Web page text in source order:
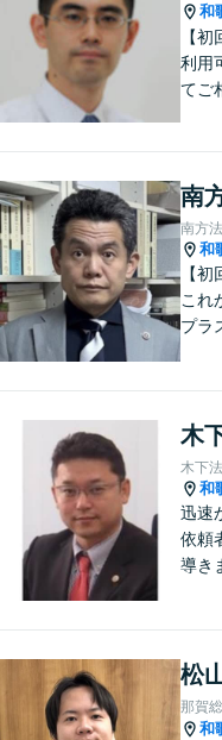
和
【
利用
てご
【当
み事
軽に
南
南方
和
【
これ
プラ
ご相
す。
木
木下
和
迅速
依頼
導き
松
那賀
和